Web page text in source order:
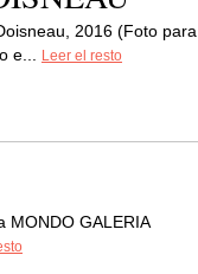
2016 (Foto para
e...
Leer el resto
MONDO GALERIA